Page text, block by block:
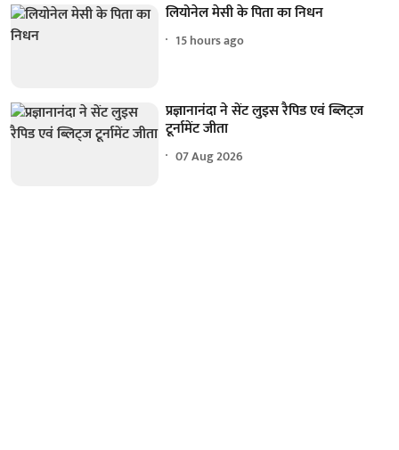
लियोनेल मेसी के पिता का निधन
15 hours ago
प्रज्ञानानंदा ने सेंट लुइस रैपिड एवं ब्लिट्ज
टूर्नामेंट जीता
07 Aug 2026